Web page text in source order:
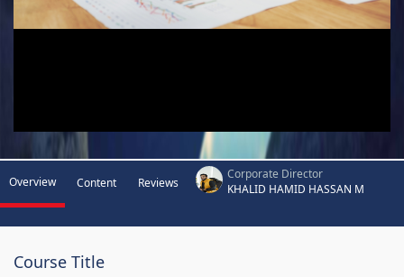
Overview Content Reviews
Corporate Director
KHALID HAMID HASSAN M
Course Title